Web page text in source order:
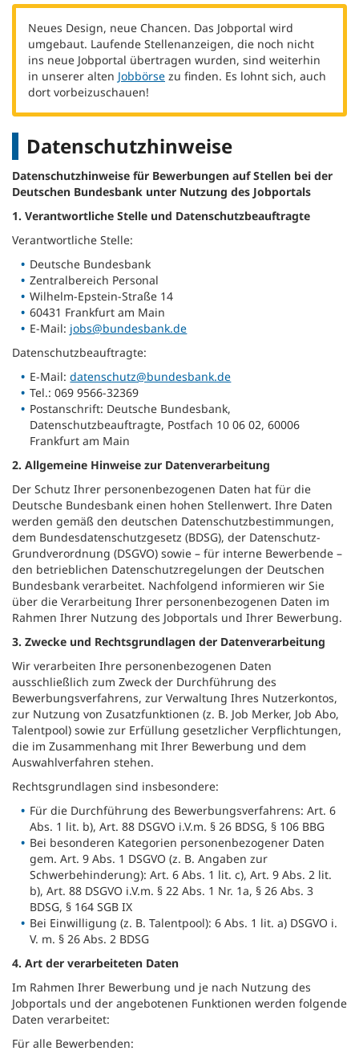
Neues Design, neue Chancen. Das Jobportal wird
umgebaut. Laufende Stellenanzeigen, die noch nicht
ins neue Jobportal übertragen wurden, sind weiterhin
in unserer alten Jobbörse zu finden. Es lohnt sich, auch
dort vorbeizuschauen!
Datenschutzhinweise
Datenschutzhinweise für Bewerbungen auf Stellen bei der
Deutschen Bundesbank unter Nutzung des Jobportals
1. Verantwortliche Stelle und Datenschutzbeauftragte
Verantwortliche Stelle:
Deutsche Bundesbank
Zentralbereich Personal
Wilhelm-Epstein-Straße 14
60431 Frankfurt am Main
E-Mail: jobs@bundesbank.de
Datenschutzbeauftragte:
E-Mail:datenschutz@bundesbank.de
Tel.: 069 9566-32369
Postanschrift: Deutsche Bundesbank,
Datenschutzbeauftragte, Postfach 10 06 02, 60006
Frankfurt am Main
2. Allgemeine Hinweise zur Datenverarbeitung
Der Schutz Ihrer personenbezogenen Daten hat für die
Deutsche Bundesbank einen hohen Stellenwert. Ihre Daten
werden gemäß den deutschen Datenschutzbestimmungen,
dem Bundesdatenschutzgesetz (BDSG), der Datenschutz-
Grundverordnung (DSGVO) sowie – für interne Bewerbende –
den betrieblichen Datenschutzregelungen der Deutschen
Bundesbank verarbeitet. Nachfolgend informieren wir Sie
über die Verarbeitung Ihrer personenbezogenen Daten im
Rahmen Ihrer Nutzung des Jobportals und Ihrer Bewerbung.
3. Zwecke und Rechtsgrundlagen der Datenverarbeitung
Wir verarbeiten Ihre personenbezogenen Daten
ausschließlich zum Zweck der Durchführung des
Bewerbungsverfahrens, zur Verwaltung Ihres Nutzerkontos,
zur Nutzung von Zusatzfunktionen (z. B. Job Merker, Job Abo,
Talentpool) sowie zur Erfüllung gesetzlicher Verpflichtungen,
die im Zusammenhang mit Ihrer Bewerbung und dem
Auswahlverfahren stehen.
Rechtsgrundlagen sind insbesondere:
Für die Durchführung des Bewerbungsverfahrens: Art. 6
Abs. 1 lit. b), Art. 88 DSGVO i.V.m. § 26 BDSG, § 106 BBG
Bei besonderen Kategorien personenbezogener Daten
gem. Art. 9 Abs. 1 DSGVO (z. B. Angaben zur
Schwerbehinderung): Art. 6 Abs. 1 lit. c), Art. 9 Abs. 2 lit.
b), Art. 88 DSGVO i.V.m. § 22 Abs. 1 Nr. 1a, § 26 Abs. 3
BDSG, § 164 SGB IX
Bei Einwilligung (z. B. Talentpool): 6 Abs. 1 lit. a) DSGVO i.
V. m. § 26 Abs. 2 BDSG
4. Art der verarbeiteten Daten
Im Rahmen Ihrer Bewerbung und je nach Nutzung des
Jobportals und der angebotenen Funktionen werden folgende
Daten verarbeitet:
Für alle Bewerbenden: